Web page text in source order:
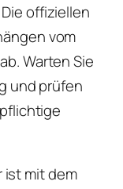
Die offiziellen
vom
Warten Sie
und prüfen
ist mit dem